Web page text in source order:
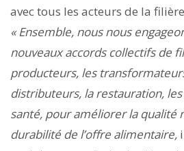
avec tous les acteurs de la
« Ensemble, nous nous
nouveaux accords collectifs de
producteurs, les
distributeurs, la restauration,
santé, pour améliorer la qualité
durabilité de l’offre alimentaire,